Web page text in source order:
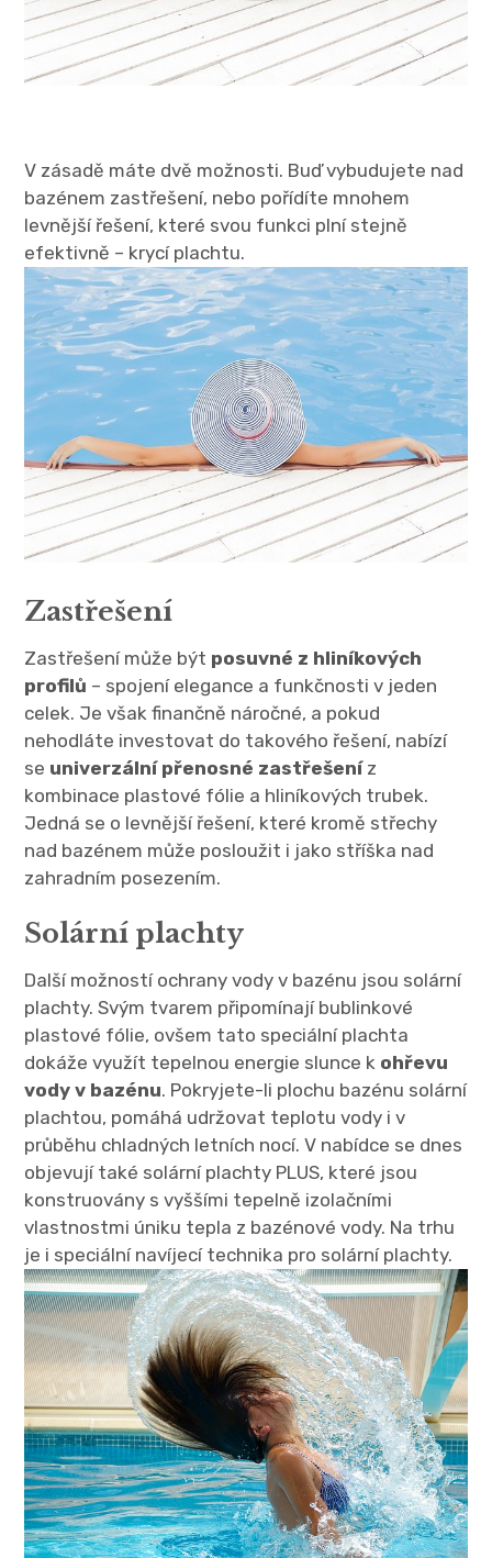
V zásadě máte dvě možnosti. Buď vybudujete nad
bazénem zastřešení, nebo pořídíte mnohem
levnější řešení, které svou funkci plní stejně
efektivně – krycí plachtu.
Zastřešení
Zastřešení může být posuvné z hliníkových
profilů – spojení elegance a funkčnosti v jeden
celek. Je však finančně náročné, a pokud
nehodláte investovat do takového řešení, nabízí
se univerzální přenosné zastřešeníz
kombinace plastové fólie a hliníkových trubek.
Jedná se o levnější řešení, které kromě střechy
nad bazénem může posloužit i jako stříška nad
zahradním posezením.
Solární plachty
Další možností ochrany vody v bazénu jsou solární
plachty. Svým tvarem připomínají bublinkové
plastové fólie, ovšem tato speciální plachta
dokáže využít tepelnou energie slunce k ohřevu
vody v bazénu. Pokryjete-li plochu bazénu solární
plachtou, pomáhá udržovat teplotu vody i v
průběhu chladných letních nocí. V nabídce se dnes
objevují také solární plachty PLUS, které jsou
konstruovány s vyššími tepelně izolačními
vlastnostmi úniku tepla z bazénové vody. Na trhu
je i speciální navíjecí technika pro solární plachty.